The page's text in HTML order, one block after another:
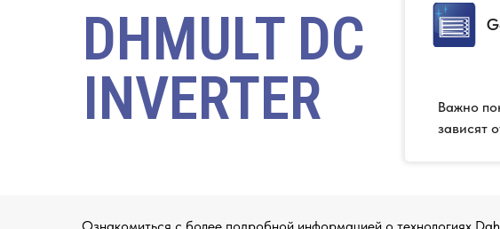
DHMULT DC
INVERTER
Важно
зависят
Ознакомиться с более подробной информацией о технологиях